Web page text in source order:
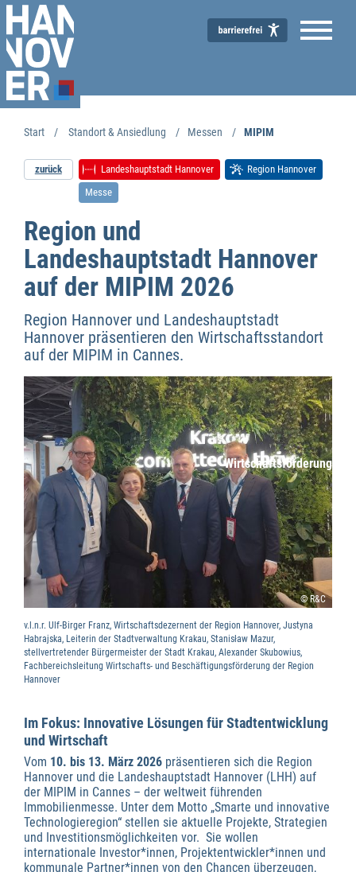
Wirtschaftsförderung
Start Standort & Ansiedlung Messen MIPIM
zurück Landeshauptstadt Hannover
Region Hannover
Messe
Region und
Landeshauptstadt Hannover
auf der MIPIM 2026
Region Hannover und Landeshauptstadt
Hannover präsentieren den Wirtschaftsstandort
auf der MIPIM in Cannes.
© R&C
v.l.n.r. Ulf-Birger Franz, Wirtschaftsdezernent der Region Hannover, Justyna
Habrajska, Leiterin der Stadtverwaltung Krakau, Stanisław Mazur,
stellvertretender Bürgermeister der Stadt Krakau, Alexander Skubowius,
Fachbereichsleitung Wirtschafts- und Beschäftigungsförderung der Region
Hannover
Im Fokus: Innovative Lösungen für Stadtentwicklung
und Wirtschaft
Vom 10. bis 13. März 2026 präsentieren sich die Region
Hannover und die Landeshauptstadt Hannover (LHH) auf
der MIPIM in Cannes – der weltweit führenden
Immobilienmesse. Unter dem Motto „Smarte und innovative
Technologieregion“ stellen sie aktuelle Projekte, Strategien
und Investitionsmöglichkeiten vor. Sie wollen
internationale Investor*innen, Projektentwickler*innen und
kommunale Partner*innen von den Chancen überzeugen,